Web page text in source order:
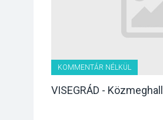
KOMMENTÁR NÉLKÜL
VISEGRÁD -